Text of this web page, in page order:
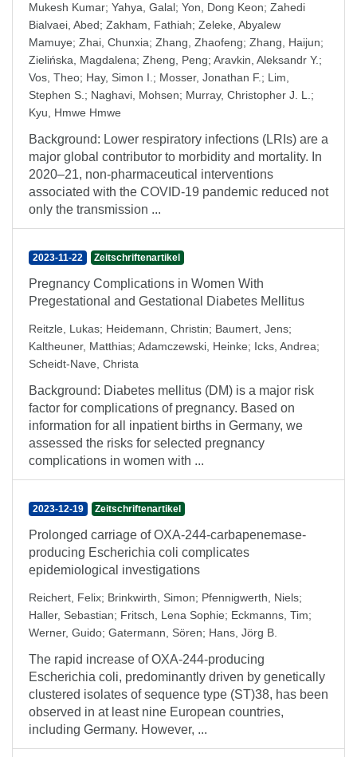
Mukesh Kumar; Yahya, Galal; Yon, Dong Keon; Zahedi
Bialvaei, Abed; Zakham, Fathiah; Zeleke, Abyalew
Mamuye; Zhai, Chunxia; Zhang, Zhaofeng; Zhang, Haijun;
Zielińska, Magdalena; Zheng, Peng; Aravkin, Aleksandr Y.;
Vos, Theo; Hay, Simon I. ; Mosser, Jonathan F. ; Lim,
Stephen S. ; Naghavi, Mohsen; Murray, Christopher J. L. ;
Kyu, Hmwe Hmwe
Background: Lower respiratory infections (LRIs) are a
major global contributor to morbidity and mortality. In
2020–21, non-pharmaceutical interventions
associated with the COVID-19 pandemic reduced not
only the transmission ...
2023-11-22 Zeitschriftenartikel
Pregnancy Complications in Women With
Pregestational and Gestational Diabetes Mellitus
Reitzle, Lukas; Heidemann, Christin; Baumert, Jens;
Kaltheuner, Matthias; Adamczewski, Heinke; Icks, Andrea;
Scheidt-Nave, Christa
Background: Diabetes mellitus (DM) is a major risk
factor for complications of pregnancy. Based on
information for all inpatient births in Germany, we
assessed the risks for selected pregnancy
complications in women with ...
2023-12-19 Zeitschriftenartikel
Prolonged carriage of OXA-244-carbapenemase-
producing Escherichia coli complicates
epidemiological investigations
Reichert, Felix; Brinkwirth, Simon; Pfennigwerth, Niels;
Haller, Sebastian; Fritsch, Lena Sophie; Eckmanns, Tim;
Werner, Guido; Gatermann, Sören; Hans, Jörg B.
The rapid increase of OXA-244-producing
Escherichia coli, predominantly driven by genetically
clustered isolates of sequence type (ST)38, has been
observed in at least nine European countries,
including Germany. However, ...